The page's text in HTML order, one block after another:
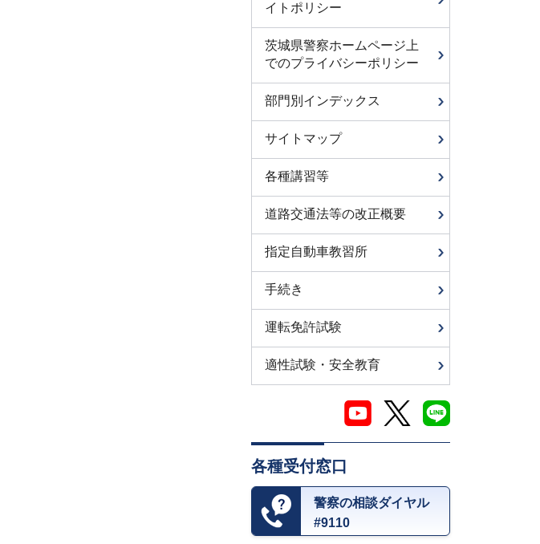
イトポリシー
茨城県警察ホームページ上
でのプライバシーポリシー
部門別インデックス
サイトマップ
各種講習等
道路交通法等の改正概要
指定自動車教習所
手続き
運転免許試験
適性試験・安全教育
各種受付窓口
警察の相談ダイヤル
#9110